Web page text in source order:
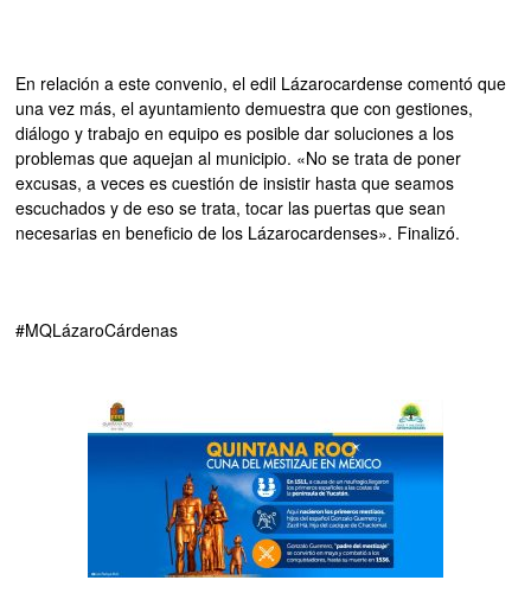
En relación a este convenio, el edil Lázarocardense comentó que
una vez más, el ayuntamiento demuestra que con gestiones,
diálogo y trabajo en equipo es posible dar soluciones a los
problemas que aquejan al municipio. «No se trata de poner
excusas, a veces es cuestión de insistir hasta que seamos
escuchados y de eso se trata, tocar las puertas que sean
necesarias en beneficio de los Lázarocardenses». Finalizó.
#MQLázaroCárdenas